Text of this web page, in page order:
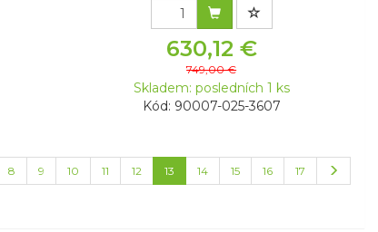
630,12 €
749,00 €
Skladem: posledních 1 ks
Kód: 90007-025-3607
8 9 10 11 12 13 14 15 16 17